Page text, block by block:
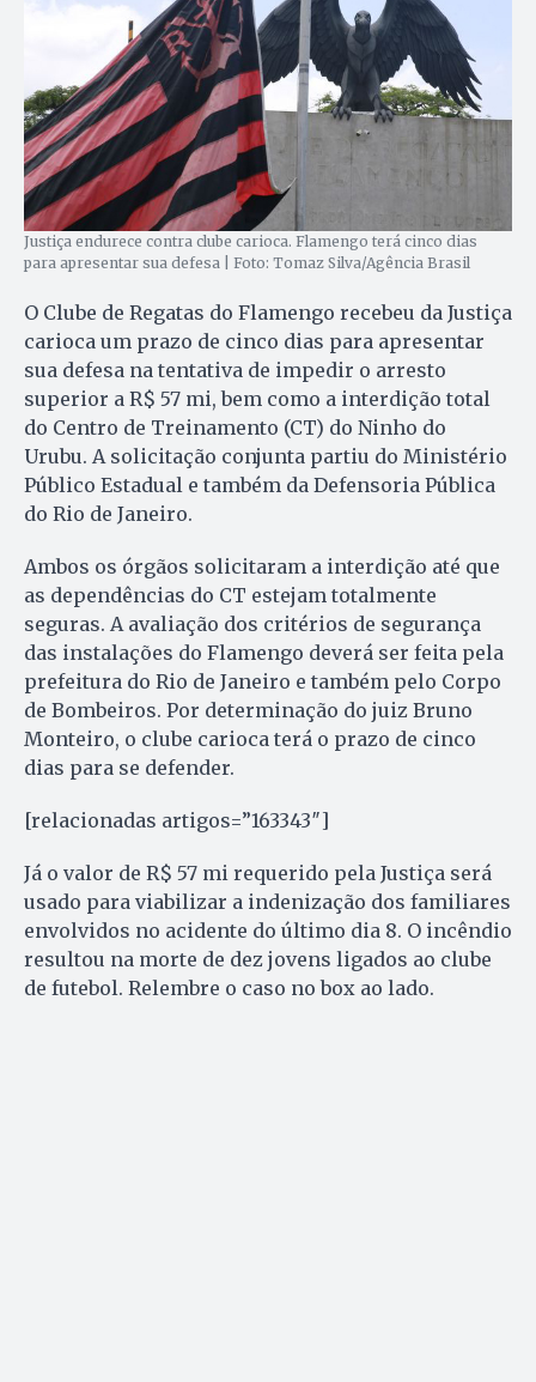
Justiça endurece contra clube carioca. Flamengo terá cinco dias
para apresentar sua defesa | Foto: Tomaz Silva/Agência Brasil
O Clube de Regatas do Flamengo recebeu da Justiça
carioca um prazo de cinco dias para apresentar
sua defesa na tentativa de impedir o arresto
superior a R$ 57 mi, bem como a interdição total
do Centro de Treinamento (CT) do Ninho do
Urubu. A solicitação conjunta partiu do Ministério
Público Estadual e também da Defensoria Pública
do Rio de Janeiro.
Ambos os órgãos solicitaram a interdição até que
as dependências do CT estejam totalmente
seguras. A avaliação dos critérios de segurança
das instalações do Flamengo deverá ser feita pela
prefeitura do Rio de Janeiro e também pelo Corpo
de Bombeiros. Por determinação do juiz Bruno
Monteiro, o clube carioca terá o prazo de cinco
dias para se defender.
[relacionadas artigos=”163343″]
Já o valor de R$ 57 mi requerido pela Justiça será
usado para viabilizar a indenização dos familiares
envolvidos no acidente do último dia 8. O incêndio
resultou na morte de dez jovens ligados ao clube
de futebol. Relembre o caso no box ao lado.